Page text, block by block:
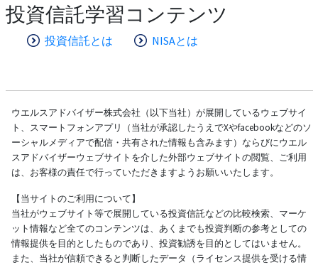
投資信託学習コンテンツ
投資信託とは NISAとは
ウエルスアドバイザー株式会社（以下当社）が展開しているウェブサイ
ト、スマートフォンアプリ（当社が承認したうえでXやfacebookなどのソ
ーシャルメディアで配信・共有された情報も含みます）ならびにウエル
スアドバイザーウェブサイトを介した外部ウェブサイトの閲覧、ご利用
は、お客様の責任で行っていただきますようお願いいたします。
【当サイトのご利用について】
当社がウェブサイト等で展開している投資信託などの比較検索、マーケ
ット情報など全てのコンテンツは、あくまでも投資判断の参考としての
情報提供を目的としたものであり、投資勧誘を目的としてはいません。
また、当社が信頼できると判断したデータ（ライセンス提供を受ける情